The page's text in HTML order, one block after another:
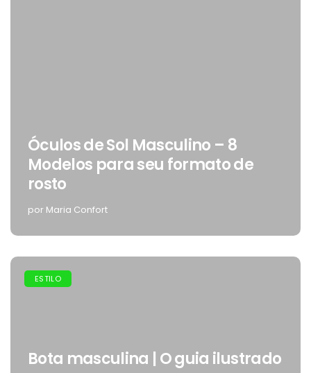
Óculos de Sol Masculino – 8
Modelos para seu formato de
rosto
por Maria Confort
ESTILO
Bota masculina | O guia ilustrado